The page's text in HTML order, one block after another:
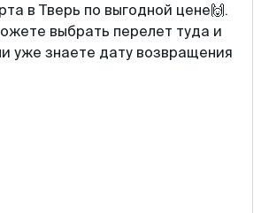
в Тверь по выгодной цене🙌.
выбрать перелет туда и
уже знаете дату возвращения